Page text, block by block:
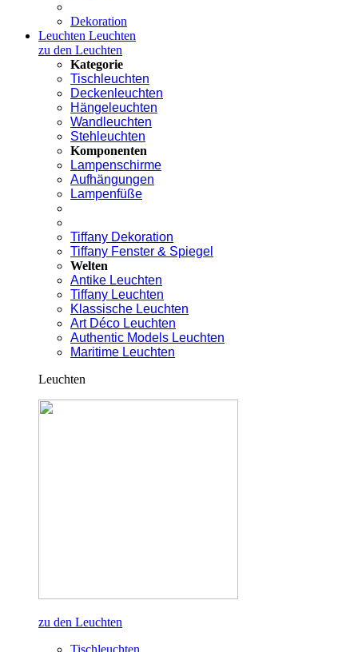
Dekoration
Leuchten Leuchten
zu den Leuchten
Kategorie
Tischleuchten
Deckenleuchten
Hängeleuchten
Wandleuchten
Stehleuchten
Komponenten
Lampenschirme
Aufhängungen
Lampenfüße
Tiffany Dekoration
Tiffany Fenster & Spiegel
Welten
Antike Leuchten
Tiffany Leuchten
Klassische Leuchten
Art Déco Leuchten
Authentic Models Leuchten
Maritime Leuchten
Leuchten
zu den Leuchten
Tischleuchten